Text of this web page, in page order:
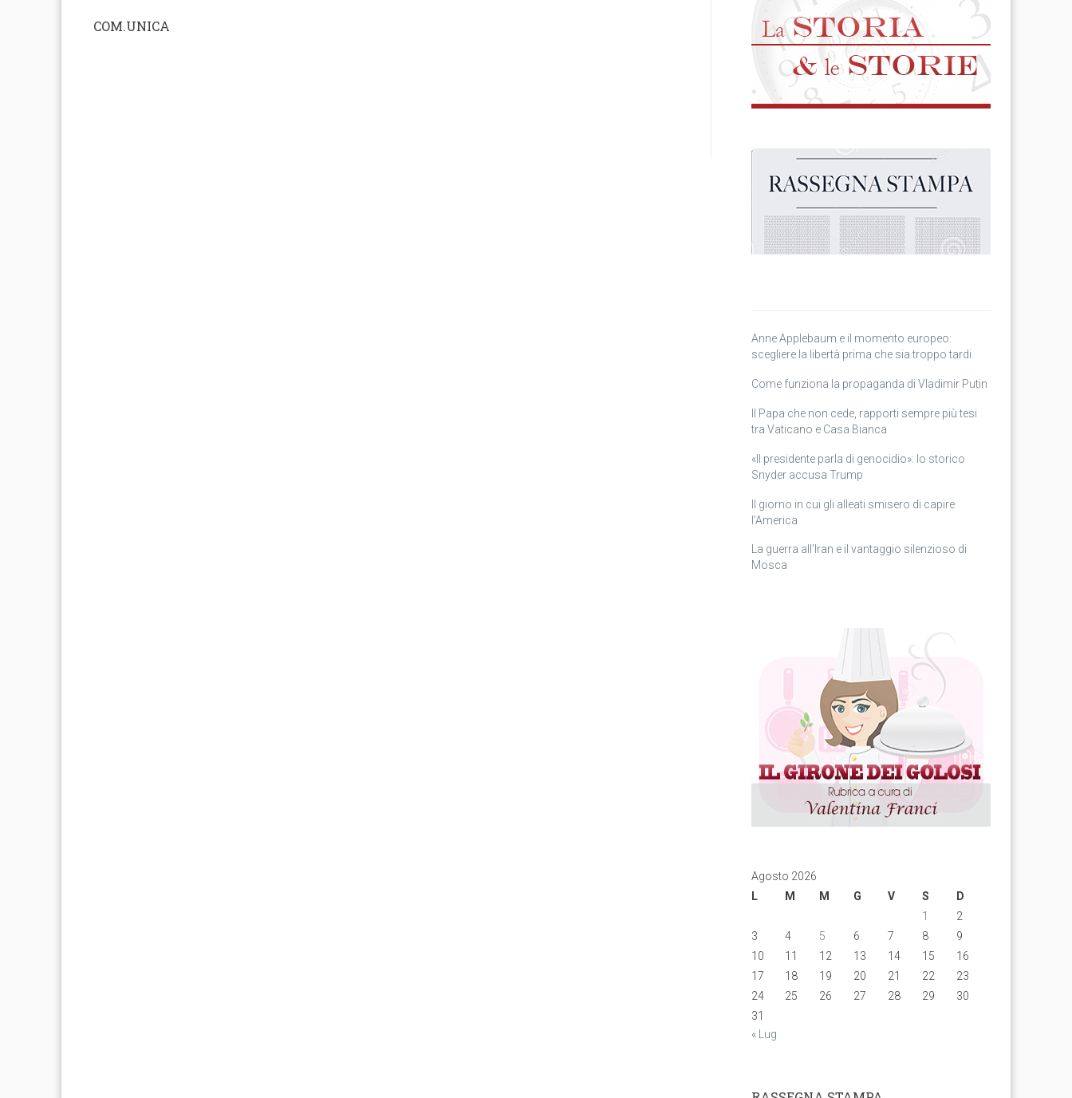
COM.UNICA
Anne Applebaum e il momento europeo:
scegliere la libertà prima che sia troppo tardi
Come funziona la propaganda di Vladimir Putin
Il Papa che non cede, rapporti sempre più tesi
tra Vaticano e Casa Bianca
«Il presidente parla di genocidio»: lo storico
Snyder accusa Trump
Il giorno in cui gli alleati smisero di capire
l’America
La guerra all’Iran e il vantaggio silenzioso di
Mosca
Agosto 2026
L
M M G V S
D
1
2
3
4 5 6 7 8
9
10
11 12 13 14 15
16
17
18 19 20 21 22
23
24
25 26 27 28 29
30
31
« Lug